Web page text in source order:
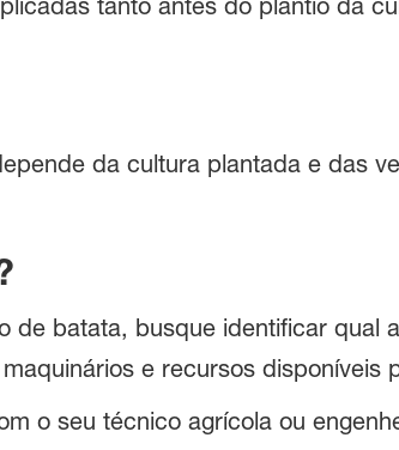
tanto antes do plantio da
da cultura plantada e das
de batata, busque identificar qual
e recursos disponíveis
o seu técnico agrícola ou